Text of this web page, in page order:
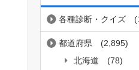
各種診断・クイズ
都道府県
(2,895)
北海道
(78)